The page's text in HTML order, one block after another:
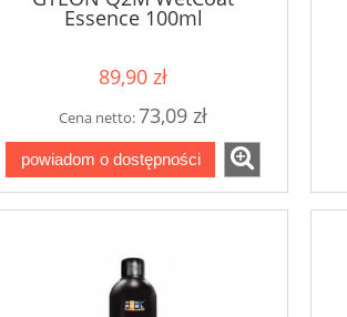
Essence 100ml
89,90 zł
Cena netto:73,09 zł
powiadom o dostępności